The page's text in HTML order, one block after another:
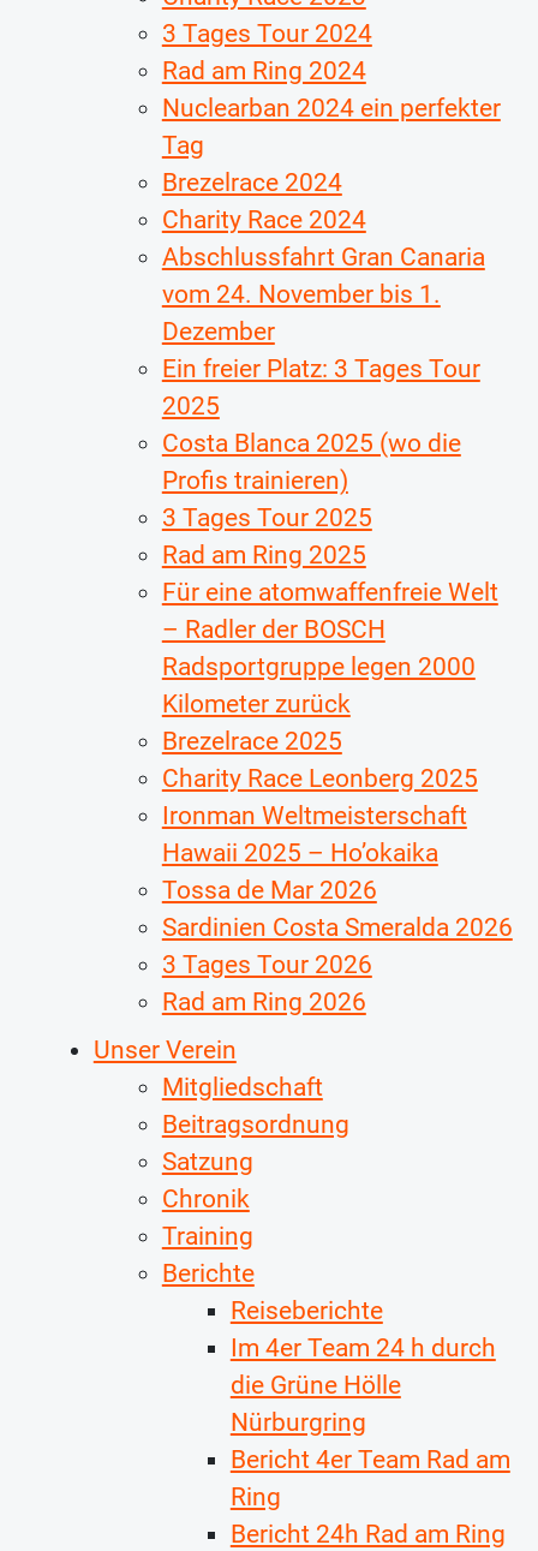
3 Tages Tour 2024
Rad am Ring 2024
Nuclearban 2024 ein perfekter
Tag
Brezelrace 2024
Charity Race 2024
Abschlussfahrt Gran Canaria
vom 24. November bis 1.
Dezember
Ein freier Platz: 3 Tages Tour
2025
Costa Blanca 2025 (wo die
Profis trainieren)
3 Tages Tour 2025
Rad am Ring 2025
Für eine atomwaffenfreie Welt
– Radler der BOSCH
Radsportgruppe legen 2000
Kilometer zurück
Brezelrace 2025
Charity Race Leonberg 2025
Ironman Weltmeisterschaft
Hawaii 2025 – Ho’okaika
Tossa de Mar 2026
Sardinien Costa Smeralda 2026
3 Tages Tour 2026
Rad am Ring 2026
Unser Verein
Mitgliedschaft
Beitragsordnung
Satzung
Chronik
Training
Berichte
Reiseberichte
Im 4er Team 24 h durch
die Grüne Hölle
Nürburgring
Bericht 4er Team Rad am
Ring
Bericht 24h Rad am Ring